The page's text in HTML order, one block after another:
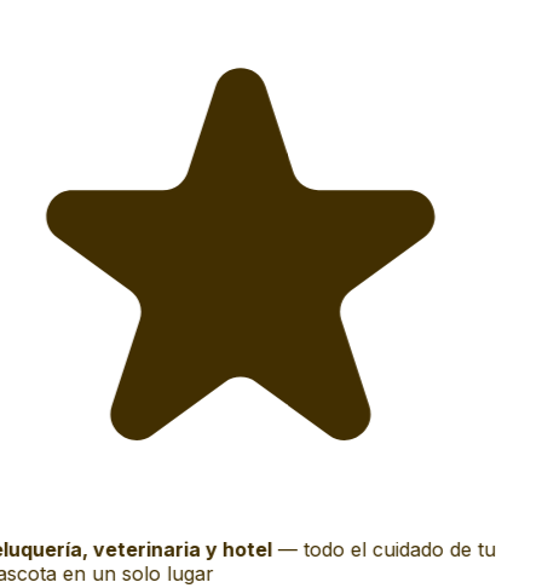
veterinaria y hotel— todo el cuidado de tu
en un solo lugar